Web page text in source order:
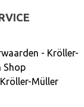
- Kröller-
Shop
Müller